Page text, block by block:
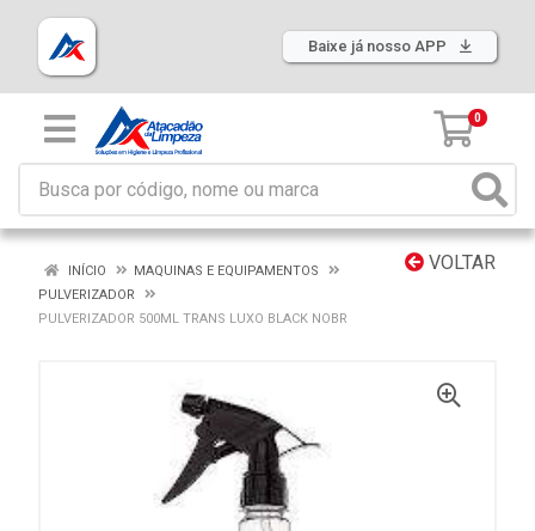
Baixe já nosso APP
0
VOLTAR
INÍCIO
MAQUINAS E EQUIPAMENTOS
PULVERIZADOR
PULVERIZADOR 500ML TRANS LUXO BLACK NOBR